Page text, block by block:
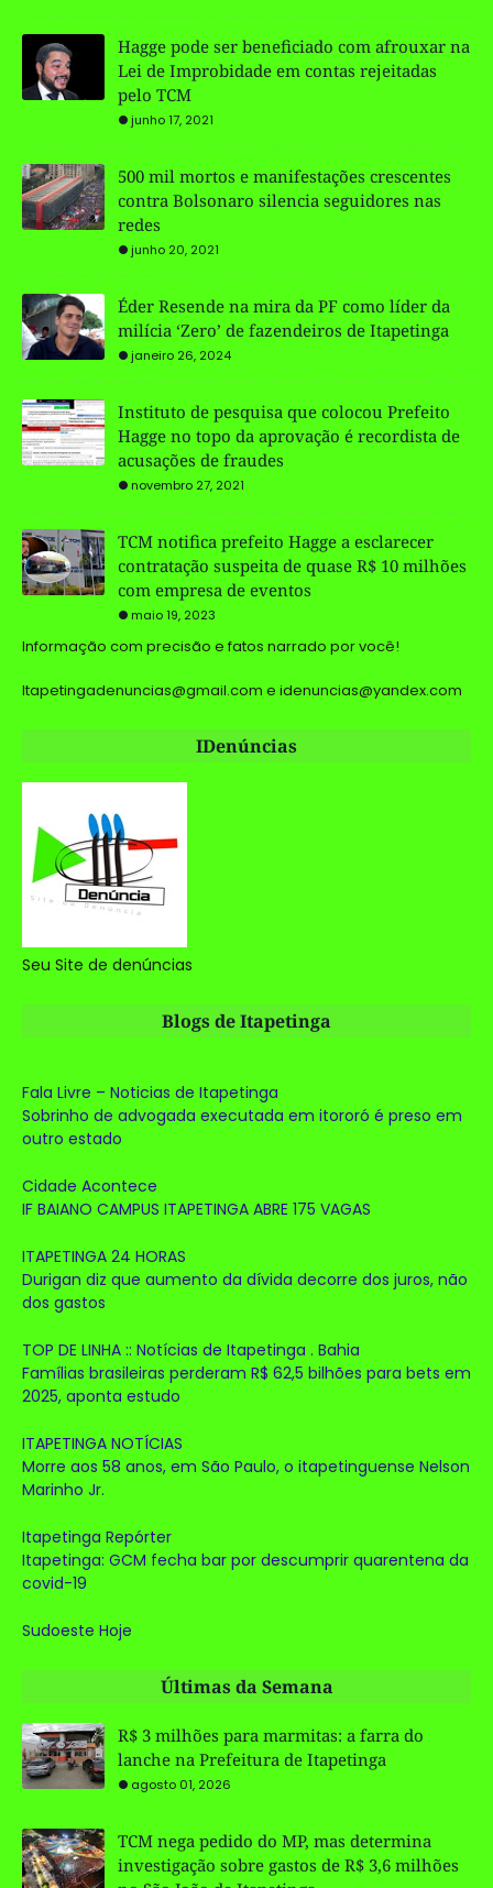
Hagge pode ser beneficiado com afrouxar na
Lei de Improbidade em contas rejeitadas
pelo TCM
junho 17, 2021
500 mil mortos e manifestações crescentes
contra Bolsonaro silencia seguidores nas
redes
junho 20, 2021
Éder Resende na mira da PF como líder da
milícia ‘Zero’ de fazendeiros de Itapetinga
janeiro 26, 2024
Instituto de pesquisa que colocou Prefeito
Hagge no topo da aprovação é recordista de
acusações de fraudes
novembro 27, 2021
TCM notifica prefeito Hagge a esclarecer
contratação suspeita de quase R$ 10 milhões
com empresa de eventos
maio 19, 2023
Informação com precisão e fatos narrado por você!
Itapetingadenuncias@gmail.com e idenuncias@yandex.com
IDenúncias
Seu Site de denúncias
Blogs de Itapetinga
Fala Livre – Noticias de Itapetinga
Sobrinho de advogada executada em itororó é preso em
outro estado
Cidade Acontece
IF BAIANO CAMPUS ITAPETINGA ABRE 175 VAGAS
ITAPETINGA 24 HORAS
Durigan diz que aumento da dívida decorre dos juros, não
dos gastos
TOP DE LINHA :: Notícias de Itapetinga . Bahia
Famílias brasileiras perderam R$ 62,5 bilhões para bets em
2025, aponta estudo
ITAPETINGA NOTÍCIAS
Morre aos 58 anos, em São Paulo, o itapetinguense Nelson
Marinho Jr.
Itapetinga Repórter
Itapetinga: GCM fecha bar por descumprir quarentena da
covid-19
Sudoeste Hoje
Últimas da Semana
R$ 3 milhões para marmitas: a farra do
lanche na Prefeitura de Itapetinga
agosto 01, 2026
TCM nega pedido do MP, mas determina
investigação sobre gastos de R$ 3,6 milhões